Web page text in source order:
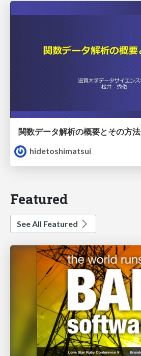
関数データ解析の概要とその方法
hidetoshimatsui
Featured
See All Featured